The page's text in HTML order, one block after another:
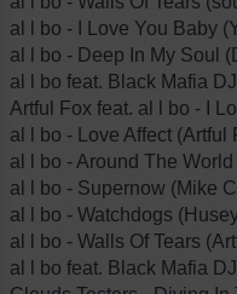
al l bo - I Love You Baby
al l bo - Deep In My Soul
al l bo feat. Black Mafia
Artful Fox feat. al l bo - I
al l bo - Love Affect
al l bo - Around The
al l bo - Supernow (Mike
al l bo - Watchdogs
al l bo - Walls Of Tears
al l bo feat. Black Mafia